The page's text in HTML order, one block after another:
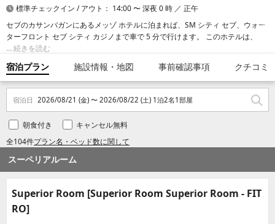
標準チェックイン / アウト： 14:00 〜 深夜 0 時 ／ 正午
セブのカサンバガンにあるメッゾ ホテルに泊まれば、SM シティ セブ、ウォー
ターフロント セブ シティ カジノまで車で 5 分で行けます。 このホテルは、ア
ラヤ センターまで 1.2 km、マゼラン クロスまで 4.8 km の場所にあります。
続きを読む
宿泊プラン 施設情報・地図 事前確認事項 クチコミ
宿泊日 2026/08/21 (金) 〜 2026/08/22 (土) 1泊2名1部屋
全104件プラン名・ベッド数に関して
朝食付き キャンセル無料
スーペリアルーム
Superior Room [Superior Room Superior Room - FIT
RO]